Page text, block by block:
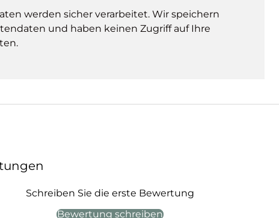
werden sicher verarbeitet. Wir speichern
und haben keinen Zugriff auf Ihre
Schreiben Sie die erste Bewertung
Bewertung schreiben